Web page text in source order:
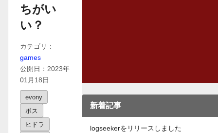
ちがい
い？
カテゴリ：
games
公開日：2023年
01月18日
evony
ボス
ヒドラ
新着記事
logseekerをリリースしました